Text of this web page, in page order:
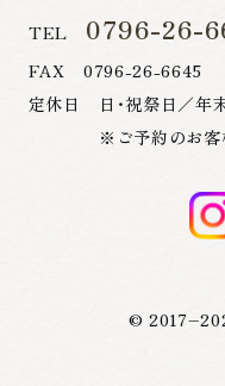
TEL 0796-26-
FAX 0796-26-6645
定休日 日・祝祭日／年
※ご予約のお客様
© 2017–